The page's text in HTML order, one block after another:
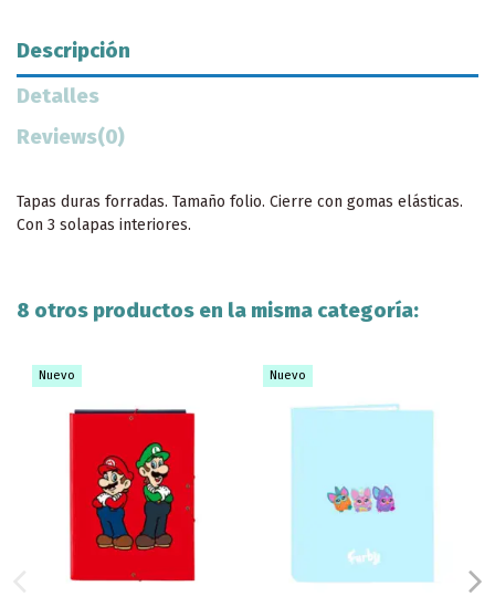
Descripción
Detalles
Reviews(0)
Tapas duras forradas. Tamaño folio. Cierre con gomas elásticas.
Con 3 solapas interiores.
8 otros productos en la misma categoría:
Nuevo Nuevo